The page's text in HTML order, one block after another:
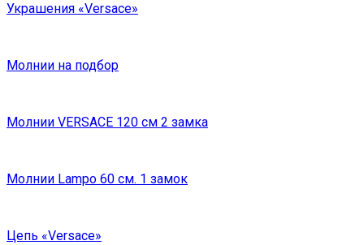
Украшения «Versace»
Молнии на подбор
Молнии VERSACE 120 см 2 замка
Молнии Lampo 60 см. 1 замок
Цепь «Versace»